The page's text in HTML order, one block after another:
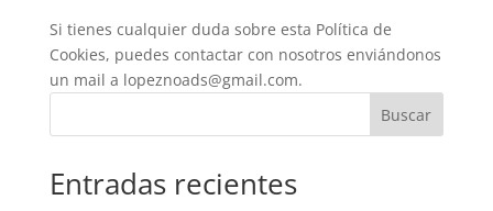
Si tienes cualquier duda sobre esta Política de
Cookies, puedes contactar con nosotros enviándonos
un mail a lopeznoads@gmail.com.
Buscar
Entradas recientes